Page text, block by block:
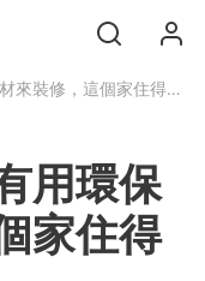
想「建」你：唯有用環保建材來裝修，這個家住得才有意義！
用環保
家住得